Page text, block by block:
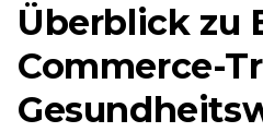
Überblick zu
Commerce-